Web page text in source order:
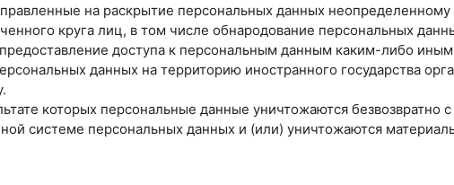
на раскрытие персональных данных
круга лиц, в том числе обнародование персональных
доступа к персональным данным каким-либо
данных на территорию иностранного государства
которых персональные данные уничтожаются безвозвратно
системе персональных данных и (или) уничтожаются